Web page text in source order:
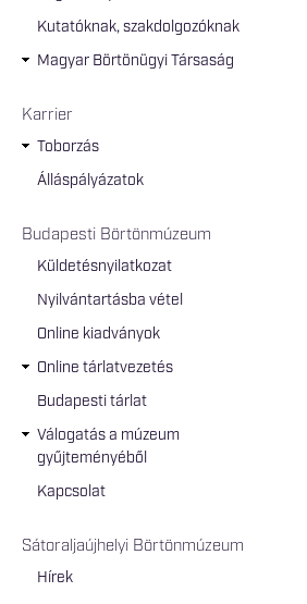
Kutatóknak, szakdolgozóknak
Magyar Börtönügyi Társaság
Karrier
Toborzás
Álláspályázatok
Budapesti Börtönmúzeum
Küldetésnyilatkozat
Nyilvántartásba vétel
Online kiadványok
Online tárlatvezetés
Budapesti tárlat
Válogatás a múzeum
gyűjteményéből
Kapcsolat
Sátoraljaújhelyi Börtönmúzeum
Hírek